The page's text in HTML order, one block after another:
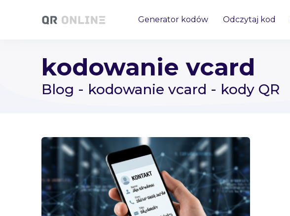
Generator kodów Odczytaj kod
kodowanie vcard
Blog - kodowanie vcard - kody QR